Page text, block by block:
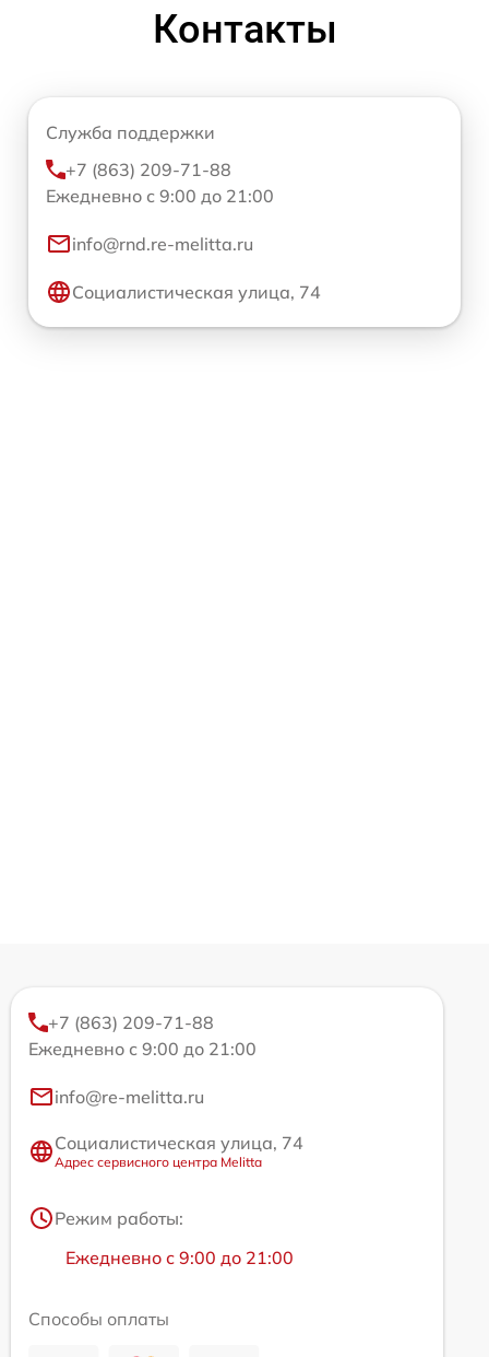
Контакты
Служба поддержки
+7 (863) 209-71-88
Ежедневно с 9:00 до 21:00
info@rnd.re-melitta.ru
Социалистическая улица, 74
+7 (863) 209-71-88
Ежедневно с 9:00 до 21:00
info@re-melitta.ru
Социалистическая улица, 74
Адрес сервисного центра Melitta
Режим работы:
Ежедневно с 9:00 до 21:00
Способы оплаты